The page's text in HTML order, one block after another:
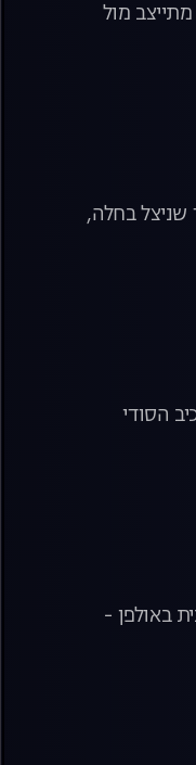
מול
שניצל בחלה,
הסודי
באולפן -